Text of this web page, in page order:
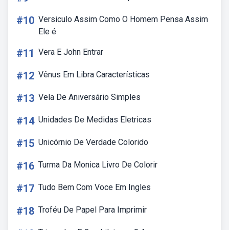
#10 Versiculo Assim Como O Homem Pensa Assim
Ele é
#11 Vera E John Entrar
#12 Vênus Em Libra Características
#13 Vela De Aniversário Simples
#14 Unidades De Medidas Eletricas
#15 Unicórnio De Verdade Colorido
#16 Turma Da Monica Livro De Colorir
#17 Tudo Bem Com Voce Em Ingles
#18 Troféu De Papel Para Imprimir